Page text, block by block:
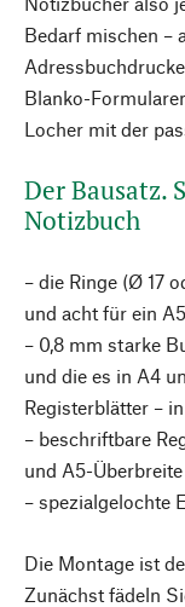
Bedarf mischen –
Blanko-
Locher mit der
Der Bausatz.
Notizbuch
– die Ringe (Ø 17
und acht für ein
– 0,8 mm starke
und die es in A4
Registerblätter –
– beschriftbare
und A5-
– spezialgelochte
Die Montage ist
Zunächst fädeln